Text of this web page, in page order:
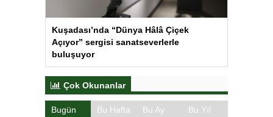
Kuşadası’nda “Dünya Hâlâ Çiçek
Açıyor” sergisi sanatseverlerle
buluşuyor
Çok Okunanlar
Bugün Bu Hafta Bu Ay Bu Yıl